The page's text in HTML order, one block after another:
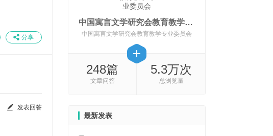
分享
发表回答
中国寓言文学研究会教育教学专业委员会
中国寓言文学研究会教育教学专业委员会
248篇
文章问答
5.3万次
总浏览量
最新发表